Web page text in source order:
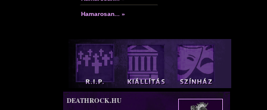
Hamarosan... »
DEATHROCK.HU